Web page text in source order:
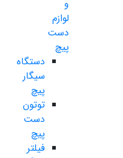
و
لوازم
دست
پیچ
دستگاه
سیگار
پیچ
توتون
دست
پیچ
فیلتر